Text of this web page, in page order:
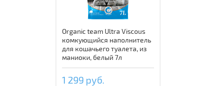
Organic team Ultra Viscous
комкующийся наполнитель
для кошачьего туалета, из
маниоки, белый 7л
1 299 руб.